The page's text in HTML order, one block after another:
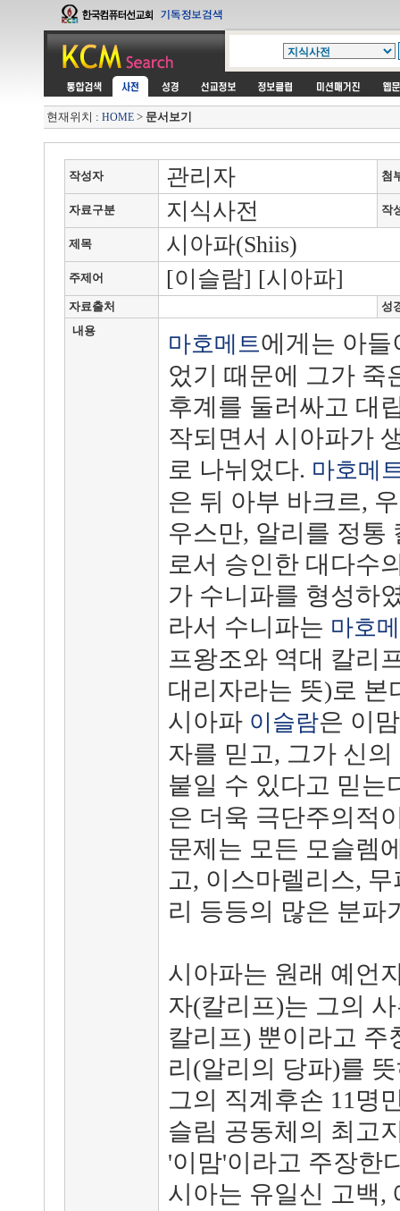
현재위치 : HOME > 문서보기
작성자 관리자 첨
자료구분 지식사전 작
제목 시아파(Shiis)
주제어 [이슬람] [시아파]
자료출처
성
내용
마호메트에게는 아들
었기 때문에 그가 죽
후계를 둘러싸고 대
작되면서 시아파가
로 나뉘었다. 마호메
은 뒤 아부 바크르,
우스만, 알리를 정통
로서 승인한 대다수
가 수니파를 형성하
라서 수니파는 마호
프왕조와 역대 칼리
대리자라는 뜻)로 본
시아파 이슬람은 이
자를 믿고, 그가 신
붙일 수 있다고 믿는
은 더욱 극단주의적
문제는 모든 모슬렘
고, 이스마렐리스,
리 등등의 많은 분파
시아파는 원래 예언
자(칼리프)는 그의
칼리프) 뿐이라고 주
리(알리의 당파)를
그의 직계후손 11명
슬림 공동체의 최고
'이맘'이라고 주장한
시아는 유일신 고백,